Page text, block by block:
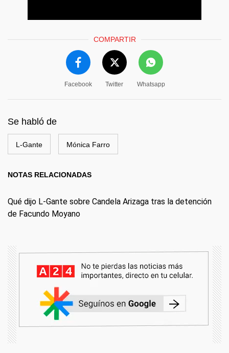
COMPARTIR
Facebook Twitter Whatsapp
Se habló de
L-Gante Mónica Farro
NOTAS RELACIONADAS
Qué dijo L-Gante sobre Candela Arizaga tras la detención
de Facundo Moyano